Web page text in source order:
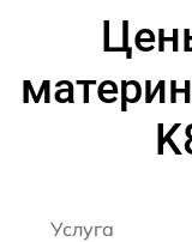
Услуга